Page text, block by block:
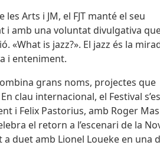
Arts i JM, el FJT manté el seu
i amb una voluntat divulgativa
«What is jazz?». El jazz és la
i enteniment.
grans noms, projectes que
clau internacional, el Festival
i Felix Pastorius, amb Roger
el retorn a l’escenari de la
duet amb Lionel Loueke en una